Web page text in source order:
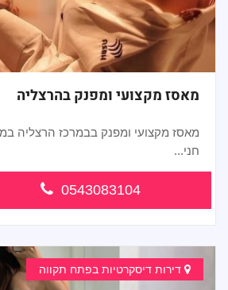
מאסז מקצועי ומפנק בהרצליה
מאסז מקצועי ומפנק בבמרכז הרצליה
חני...
0543083104
דירות דיסקרטיות בפתח תקווה